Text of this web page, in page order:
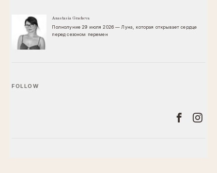
Anastasia Gracheva
Полнолуние 29 июля 2026 — Луна, которая открывает сердце
перед сезоном перемен
FOLLOW